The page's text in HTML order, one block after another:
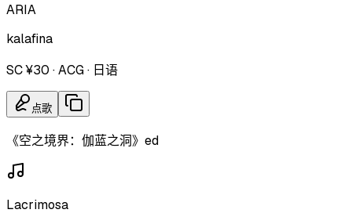
ARIA
kalafina
SC ¥30 ·ACG· 日语
点歌
《空之境界：伽蓝之洞》ed
Lacrimosa